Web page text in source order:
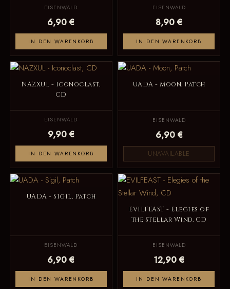
EISENWALD
6,90 €
IN DEN WARENKORB
EISENWALD
8,90 €
IN DEN WARENKORB
NAZXUL - Iconoclast,
CD
EISENWALD
9,90 €
IN DEN WARENKORB
UADA - Moon, Patch
EISENWALD
6,90 €
UNAVAILABLE
UADA - Sigil, Patch
EISENWALD
6,90 €
IN DEN WARENKORB
EVILFEAST - Elegies of
the Stellar Wind, CD
EISENWALD
12,90 €
IN DEN WARENKORB